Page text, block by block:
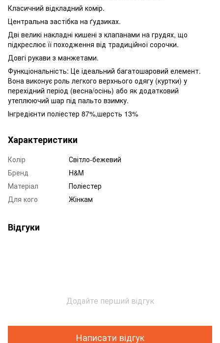
Класичний відкладний комір.
Центральна застібка на ґудзиках.
Дві великі накладні кишені з клапанами на грудях, що
підкреслює її походження від традиційної сорочки.
Довгі рукави з манжетами.
Функціональність: Це ідеальний багатошаровий елемент.
Вона виконує роль легкого верхнього одягу (куртки) у
перехідний період (весна/осінь) або як додатковий
утеплюючий шар під пальто взимку.
Інгредієнти поліестер 87%,шерсть 13%
Характеристики
Колір
Світло-бежевий
Бренд
H&M
Матеріал
Поліестер
Для кого
Жінкам
Відгуки
Додайте перший відгук
Написати відгук